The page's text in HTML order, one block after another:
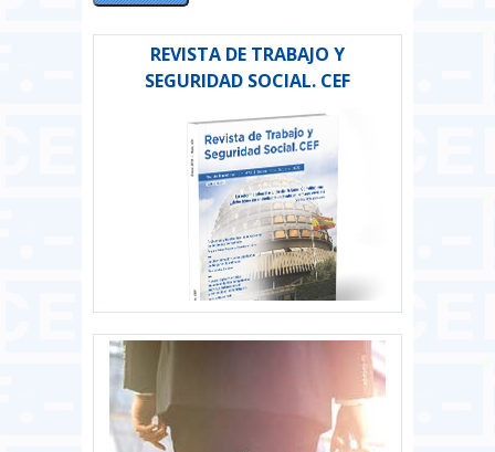
REVISTA DE TRABAJO Y
SEGURIDAD SOCIAL. CEF